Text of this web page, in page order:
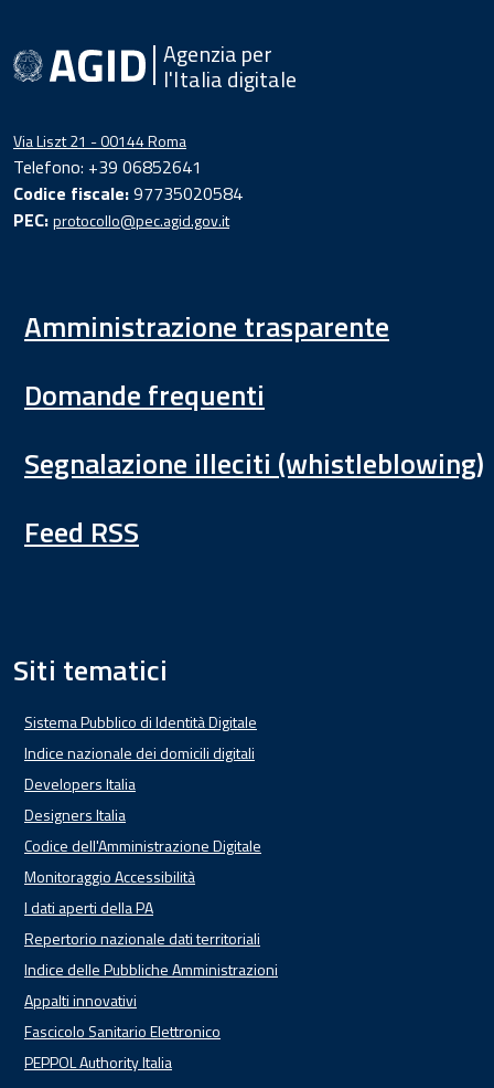
Agenzia per
l'Italia digitale
Via Liszt 21 - 00144 Roma
Telefono: +39 06852641
Codice fiscale:97735020584
PEC:protocollo@pec.agid.gov.it
Amministrazione trasparente
Domande frequenti
Segnalazione illeciti (whistleblowing)
Feed RSS
Siti tematici
Sistema Pubblico di Identità Digitale
Indice nazionale dei domicili digitali
Developers Italia
Designers Italia
Codice dell'Amministrazione Digitale
Monitoraggio Accessibilità
I dati aperti della PA
Repertorio nazionale dati territoriali
Indice delle Pubbliche Amministrazioni
Appalti innovativi
Fascicolo Sanitario Elettronico
PEPPOL Authority Italia